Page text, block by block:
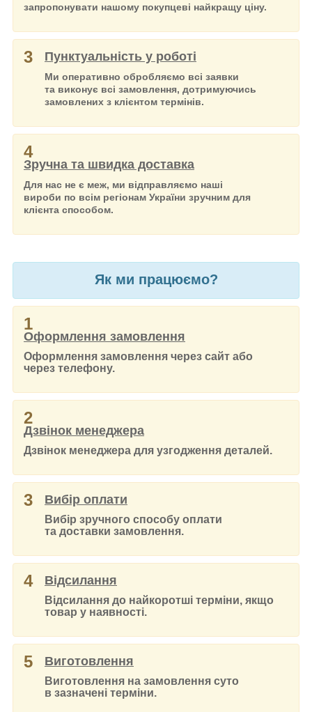
запропонувати нашому покупцеві найкращу ціну.
3 Пунктуальність у роботі
Ми оперативно обробляємо всі заявки
та виконує всі замовлення, дотримуючись
замовлених з клієнтом термінів.
4
Зручна та швидка доставка
Для нас не є меж, ми відправляємо наші
вироби по всім регіонам України зручним для
клієнта способом.
Як ми працюємо?
1
Оформлення замовлення
Оформлення замовлення через сайт або
через телефону.
2
Дзвінок менеджера
Дзвінок менеджера для узгодження деталей.
3 Вибір оплати
Вибір зручного способу оплати
та доставки замовлення.
4 Відсилання
Відсилання до найкоротші терміни, якщо
товар у наявності.
5 Виготовлення
Виготовлення на замовлення суто
в зазначені терміни.